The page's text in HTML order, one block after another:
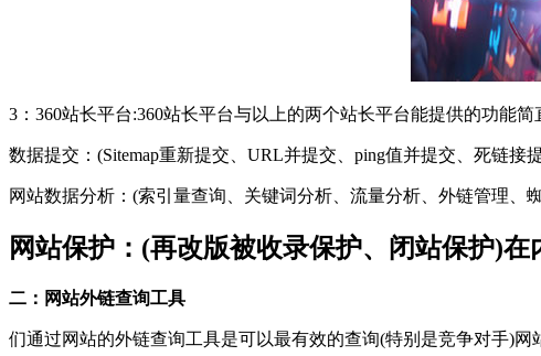
3：360站长平台:360站长平台与以上的两个站长平台能提供的功能简
数据提交：(Sitemap重新提交、URL并提交、ping值并提交、死链接
网站数据分析：(索引量查询、关键词分析、流量分析、外链管理、蜘
网站保护：(再改版被收录保护、闭站保护)
二：网站外链查询工具
们通过网站的外链查询工具是可以最有效的查询(特别是竞争对手)网